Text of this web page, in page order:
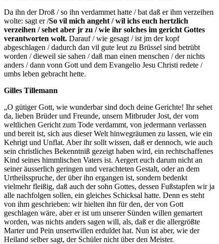
Da ihn der Droß / so ihn verdammet hatte / bat daß er ihm verzeihen
wolte: sagt er /So vil mich angeht / wil ichs euch hertzlich
verzeihen / sehet aber jr zu / wie ihr solches im gericht Gottes
verantworten wolt. Darauf / wie gesagt / ist jm der kopf
abgeschlagen / dadurch dan vil gute leut zu Brüssel sind betrübt
worden / dieweil sie sahen / daß man einen menschen / der nichts
anders / dann vonn Gott und dem Evangelio Jesu Christi redete /
umbs leben gebracht hette.
Gilles Tillemann
„O gütiger Gott, wie wunderbar sind doch deine Gerichte! Ihr sehet
da, lieben Brüder und Freunde, unsern Mitbruder Jost, der vom
weltlichen Gericht zum Tode verdammt, von jedermann verlassen
und bereit ist, sich aus dieser Welt hinwegräumen zu lassen, wie ein
Kehrigt und Unflat. Aber ihr sollt wissen, daß er dennoch, wie auch
sein christliches Bekenntniß gezeigt haben wird, ein rechtschaffenes
Kind seines himmlischen Vaters ist. Aergert euch darum nicht an
seiner äusserlich geringen und verachteten Gestalt, oder an dem
Urtheilsspruche, der über ihn ergangen ist, sondern bedenkt
vielmehr fleißig, daß auch der sohn Gottes, dessen Fußstapfen wir ja
alle nachfolgen sollen, ein gleiches Schicksal hatte. Denn es steht
von ihm geschrieben: wir hielten ihn für den, der von Gott
geschlagen wäre, aber er ist um unserer Sünden willen gemartert
worden, was nichts anders sagen will, als, daß er die allergrößte
Marter und Pein unsertwillen erduldet hat. Nun ist aber, wie der
Heiland selber sagt, der Schüler nicht über den Meister.
diese Cookies
ablehnen,
verschwinden
einige
Funktionen
von der
Website.
Indem Sie uns Ihre
Interessen und Ihr
Verhalten beim
Besuch unserer
Website mitteilen,
erhöhen Sie die
Wahrscheinlichkeit,
personalisierte
Inhalte und
Angebote zu sehen.